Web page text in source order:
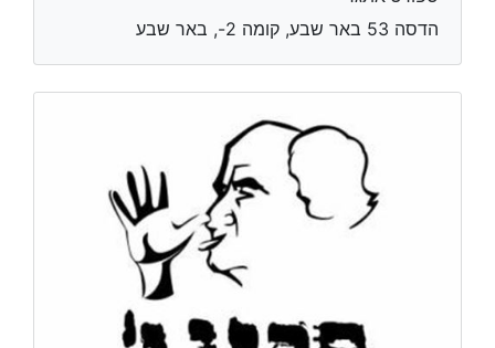
הדסה 53 באר שבע, קומה 2-, באר שבע